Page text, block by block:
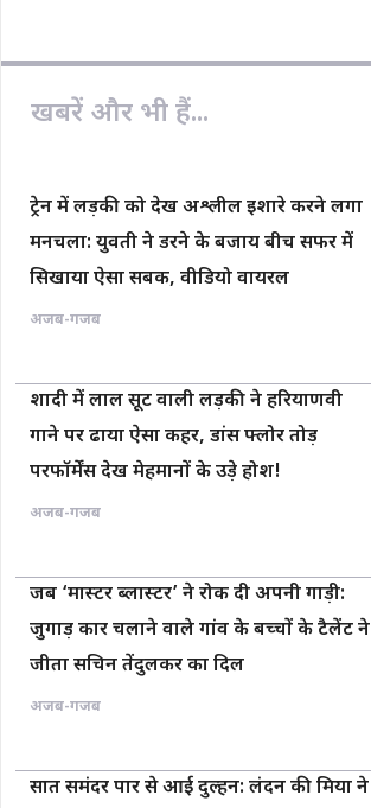
o
k
A
i
k
खबरें और भी हैं...
ट्रेन में लड़की को देख अश्लील इशारे करने लगा
मनचला: युवती ने डरने के बजाय बीच सफर में
सिखाया ऐसा सबक, वीडियो वायरल
अजब-गजब
शादी में लाल सूट वाली लड़की ने हरियाणवी
गाने पर ढाया ऐसा कहर, डांस फ्लोर तोड़
परफॉर्मेंस देख मेहमानों के उड़े होश!
अजब-गजब
जब ‘मास्टर ब्लास्टर’ ने रोक दी अपनी गाड़ी:
जुगाड़ कार चलाने वाले गांव के बच्चों के टैलेंट ने
जीता सचिन तेंदुलकर का दिल
अजब-गजब
सात समंदर पार से आई दुल्हन: लंदन की मिया ने